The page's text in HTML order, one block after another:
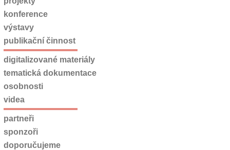
konference
výstavy
publikační činnost
digitalizované materiály
tematická dokumentace
osobnosti
videa
partneři
sponzoři
doporučujeme